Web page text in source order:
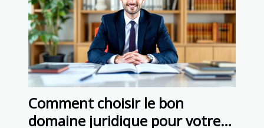
Comment choisir le bon
domaine juridique pour votre